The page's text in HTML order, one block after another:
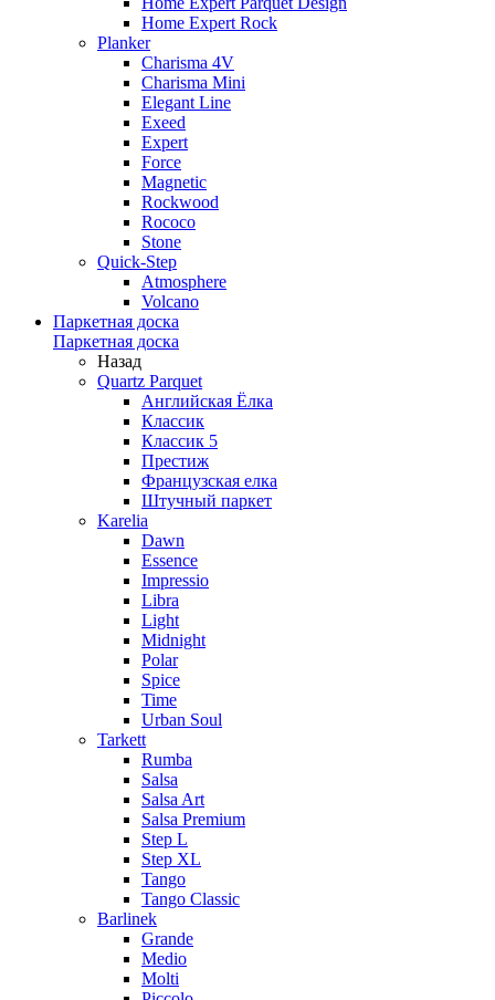
Home Expert Rock
Planker
Charisma 4V
Charisma Mini
Elegant Line
Exeed
Expert
Force
Magnetic
Rockwood
Rococo
Stone
Quick-Step
Atmosphere
Volcano
Паркетная доска
Паркетная доска
Назад
Quartz Parquet
Английская Ёлка
Классик
Классик 5
Престиж
Французская елка
Штучный паркет
Karelia
Dawn
Essence
Impressio
Libra
Light
Midnight
Polar
Spice
Time
Urban Soul
Tarkett
Rumba
Salsa
Salsa Art
Salsa Premium
Step L
Step XL
Tango
Tango Classic
Barlinek
Grande
Medio
Molti